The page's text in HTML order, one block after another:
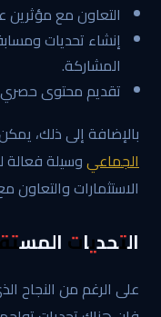
التعاون مع
إنشاء تحديات
المشاركة.
تقديم محتوى حصري
بالإضافة إلى ذلك،
الجماعيوسيلة
الاستثمارات والتعاون
التحديات
على الرغم من النجاح